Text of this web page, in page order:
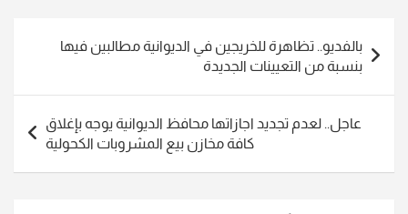
المقالات
بالفديو.. تظاهرة للخريجين في الديوانية مطالبين فيها
بنسبة من التعيينات الجديدة
عاجل.. لعدم تجديد اجازاتها محافظ الديوانية يوجه بإغلاق
كافة مخازن بيع المشروبات الكحولية